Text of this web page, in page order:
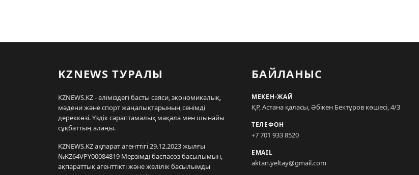
KZNEWS ТУРАЛЫ
KZNEWS.KZ - еліміздегі басты саяси, экономикалық,
мәдени және спорт жаңалықтарының сенімді
дереккөзі. Үздік сараптамалық мақала мен шынайы
сұқбаттың алаңы.
KZNEWS.KZ ақпарат агенттігі 29.12.2023 жылғы
№KZ64VPY00084819 Мерзімді баспасөз басылымын,
ақпараттық агенттікті және желілік басылымды
БАЙЛАНЫС
МЕКЕН-ЖАЙ
ҚР, Астана қаласы, Әбікен Бектұров көшесі, 4/3
ТЕЛЕФОН
+7 701 933 8520
EMAIL
aktan.yeltay@gmail.com